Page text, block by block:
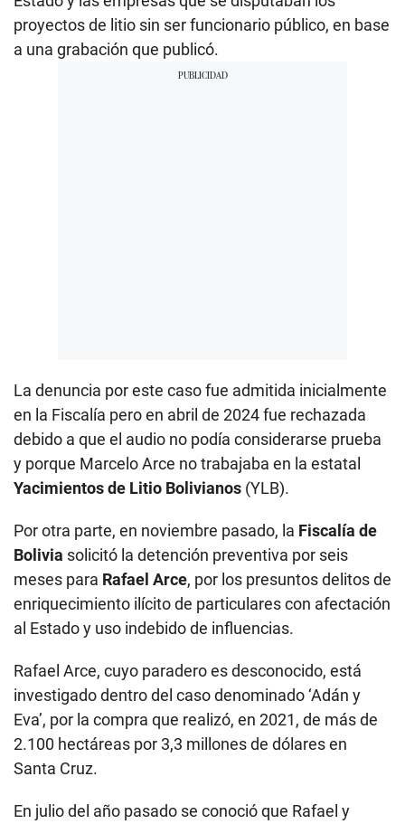
proyectos de litio sin ser funcionario público, en base
a una grabación que publicó.
La denuncia por este caso fue admitida inicialmente
en la Fiscalía pero en abril de 2024 fue rechazada
debido a que el audio no podía considerarse prueba
y porque Marcelo Arce no trabajaba en la estatal
Yacimientos de Litio Bolivianos (YLB).
Por otra parte, en noviembre pasado, la Fiscalía de
Bolivia solicitó la detención preventiva por seis
meses para Rafael Arce, por los presuntos delitos de
enriquecimiento ilícito de particulares con afectación
al Estado y uso indebido de influencias.
Rafael Arce, cuyo paradero es desconocido, está
investigado dentro del caso denominado ‘Adán y
Eva’, por la compra que realizó, en 2021, de más de
2.100 hectáreas por 3,3 millones de dólares en
Santa Cruz.
En julio del año pasado se conoció que Rafael y